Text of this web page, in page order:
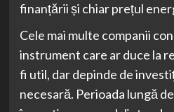
finanțării și chiar prețul
Cele mai multe companii
instrument care ar duce la
fi util, dar depinde de
necesară. Perioada lungă